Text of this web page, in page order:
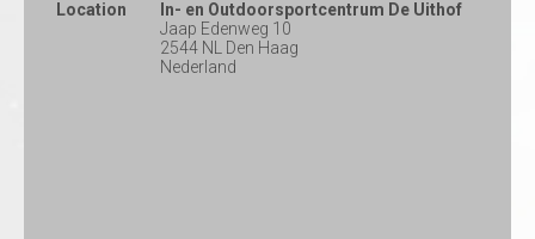
Location
In- en Outdoorsportcentrum De Uithof
Jaap Edenweg 10
2544 NL Den Haag
Nederland